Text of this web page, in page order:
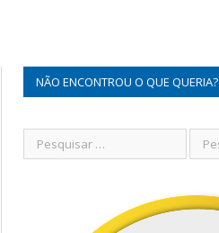
NÃO ENCONTROU O QUE QUERIA?